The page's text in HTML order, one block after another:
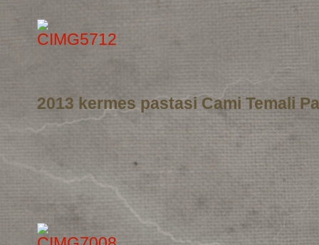
2013 kermes pastasi Cami Temali